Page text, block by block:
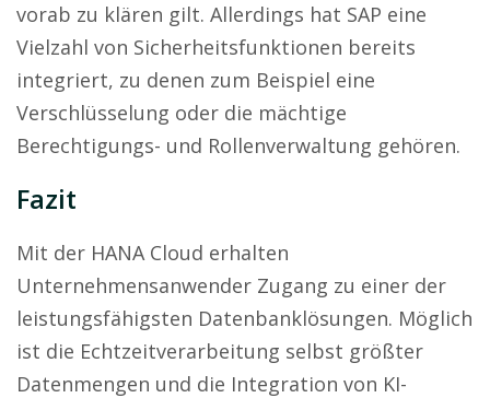
vorab zu klären gilt. Allerdings hat SAP eine
Vielzahl von Sicherheitsfunktionen bereits
integriert, zu denen zum Beispiel eine
Verschlüsselung oder die mächtige
Berechtigungs- und Rollenverwaltung gehören.
Fazit
Mit der HANA Cloud erhalten
Unternehmensanwender Zugang zu einer der
leistungsfähigsten Datenbanklösungen. Möglich
ist die Echtzeitverarbeitung selbst größter
Datenmengen und die Integration von KI-